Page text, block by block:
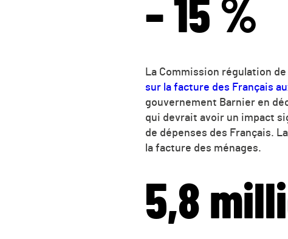
– 15 %
La Commission régulation de
sur la facture des Français
gouvernement Barnier en
qui devrait avoir un impact
de dépenses des Français.
la facture des ménages.
5,8